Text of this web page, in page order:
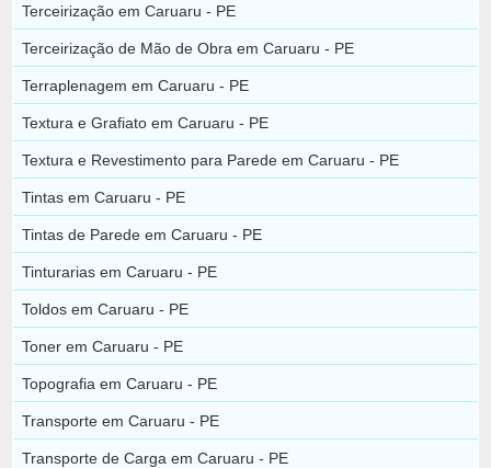
Terceirização em Caruaru - PE
Terceirização de Mão de Obra em Caruaru - PE
Terraplenagem em Caruaru - PE
Textura e Grafiato em Caruaru - PE
Textura e Revestimento para Parede em Caruaru - PE
Tintas em Caruaru - PE
Tintas de Parede em Caruaru - PE
Tinturarias em Caruaru - PE
Toldos em Caruaru - PE
Toner em Caruaru - PE
Topografia em Caruaru - PE
Transporte em Caruaru - PE
Transporte de Carga em Caruaru - PE